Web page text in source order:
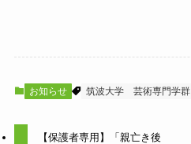
お知らせ 筑波大学 芸術専門学群
【保護者専用】「親亡き後